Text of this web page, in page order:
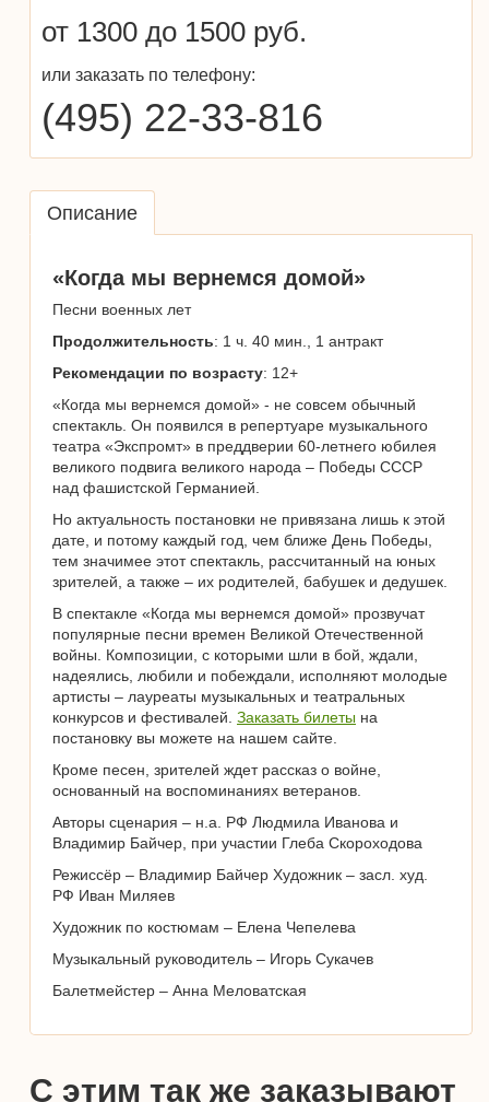
от 1300 до 1500 руб.
или заказать по телефону:
(495) 22-33-816
Описание
«Когда мы вернемся домой»
Песни военных лет
Продолжительность: 1 ч. 40 мин., 1 антракт
Рекомендации по возрасту: 12+
«Когда мы вернемся домой» - не совсем обычный
спектакль. Он появился в репертуаре музыкального
театра «Экспромт» в преддверии 60-летнего юбилея
великого подвига великого народа – Победы СССР
над фашистской Германией.
Но актуальность постановки не привязана лишь к этой
дате, и потому каждый год, чем ближе День Победы,
тем значимее этот спектакль, рассчитанный на юных
зрителей, а также – их родителей, бабушек и дедушек.
В спектакле «Когда мы вернемся домой» прозвучат
популярные песни времен Великой Отечественной
войны. Композиции, с которыми шли в бой, ждали,
надеялись, любили и побеждали, исполняют молодые
артисты – лауреаты музыкальных и театральных
конкурсов и фестивалей. Заказать билеты на
постановку вы можете на нашем сайте.
Кроме песен, зрителей ждет рассказ о войне,
основанный на воспоминаниях ветеранов.
Авторы сценария – н.а. РФ Людмила Иванова и
Владимир Байчер, при участии Глеба Скороходова
Режиссёр – Владимир Байчер Художник – засл. худ.
РФ Иван Миляев
Художник по костюмам – Елена Чепелева
Музыкальный руководитель – Игорь Сукачев
Балетмейстер – Анна Меловатская
С этим так же заказывают